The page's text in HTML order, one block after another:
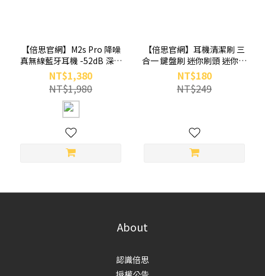
【倍思官網】M2s Pro 降噪
真無線藍牙耳機 -52dB 深度
降噪 (皓月白)
NT$1,380
NT$1,980
【倍思官網】耳機清潔刷 三
合一 鍵盤刷 迷你刷頭 迷你清
潔刷 (白色)
NT$180
NT$249
About
認識倍思